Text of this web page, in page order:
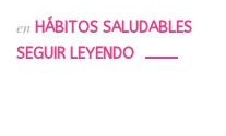
en HÁBITOS SALUDABLES
SEGUIR LEYENDO